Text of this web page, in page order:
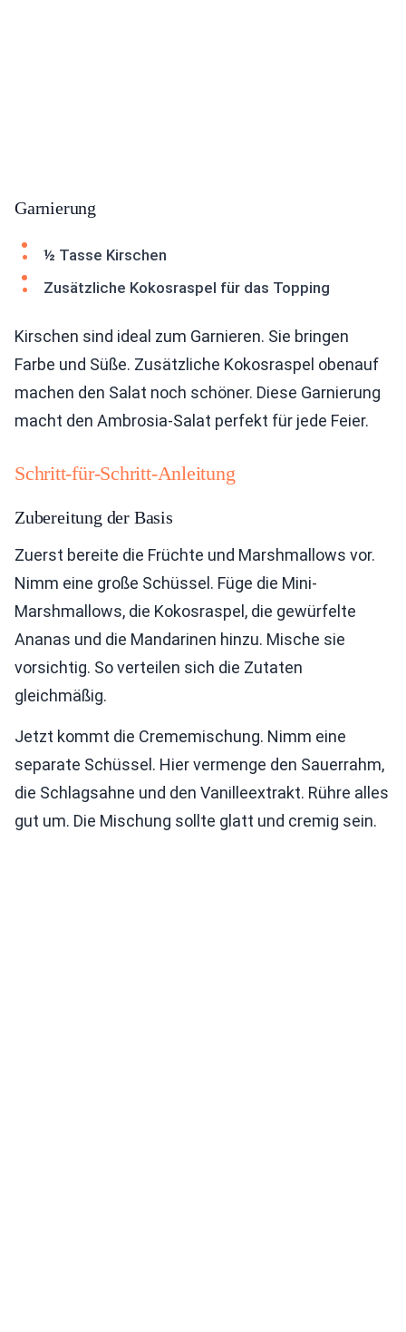
Garnierung
½ Tasse Kirschen
Zusätzliche Kokosraspel für das Topping
Kirschen sind ideal zum Garnieren. Sie bringen
Farbe und Süße. Zusätzliche Kokosraspel obenauf
machen den Salat noch schöner. Diese Garnierung
macht den Ambrosia-Salat perfekt für jede Feier.
Schritt-für-Schritt-Anleitung
Zubereitung der Basis
Zuerst bereite die Früchte und Marshmallows vor.
Nimm eine große Schüssel. Füge die Mini-
Marshmallows, die Kokosraspel, die gewürfelte
Ananas und die Mandarinen hinzu. Mische sie
vorsichtig. So verteilen sich die Zutaten
gleichmäßig.
Jetzt kommt die Crememischung. Nimm eine
separate Schüssel. Hier vermenge den Sauerrahm,
die Schlagsahne und den Vanilleextrakt. Rühre alles
gut um. Die Mischung sollte glatt und cremig sein.